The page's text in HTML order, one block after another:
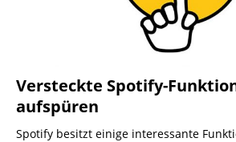
Versteckte Spotify-
aufspüren
Spotify besitzt einige interessante